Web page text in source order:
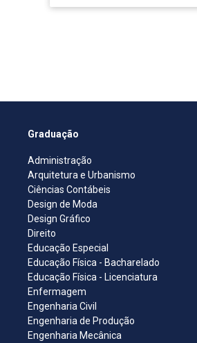
Graduação
Administração
Arquitetura e Urbanismo
Ciências Contábeis
Design de Moda
Design Gráfico
Direito
Educação Especial
Educação Física - Bacharelado
Educação Física - Licenciatura
Enfermagem
Engenharia Civil
Engenharia de Produção
Engenharia Mecânica